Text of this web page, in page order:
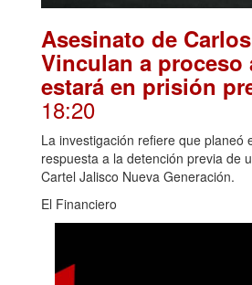
Asesinato de
Vinculan a proceso
estará en prisión
18:20
La investigación refiere que planeó
respuesta a la detención previa de
Cartel Jalisco Nueva Generación.
El Financiero